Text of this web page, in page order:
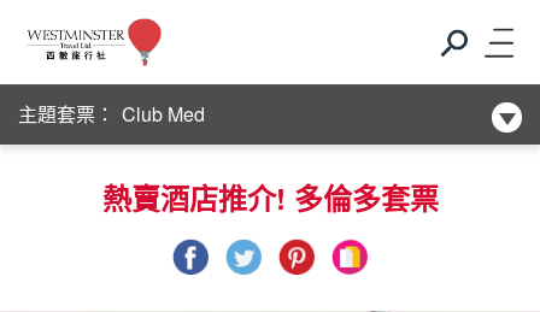
主題套票：
新酒店系列
Club Med
Club Med
熱賣酒店推介! 多倫多套票